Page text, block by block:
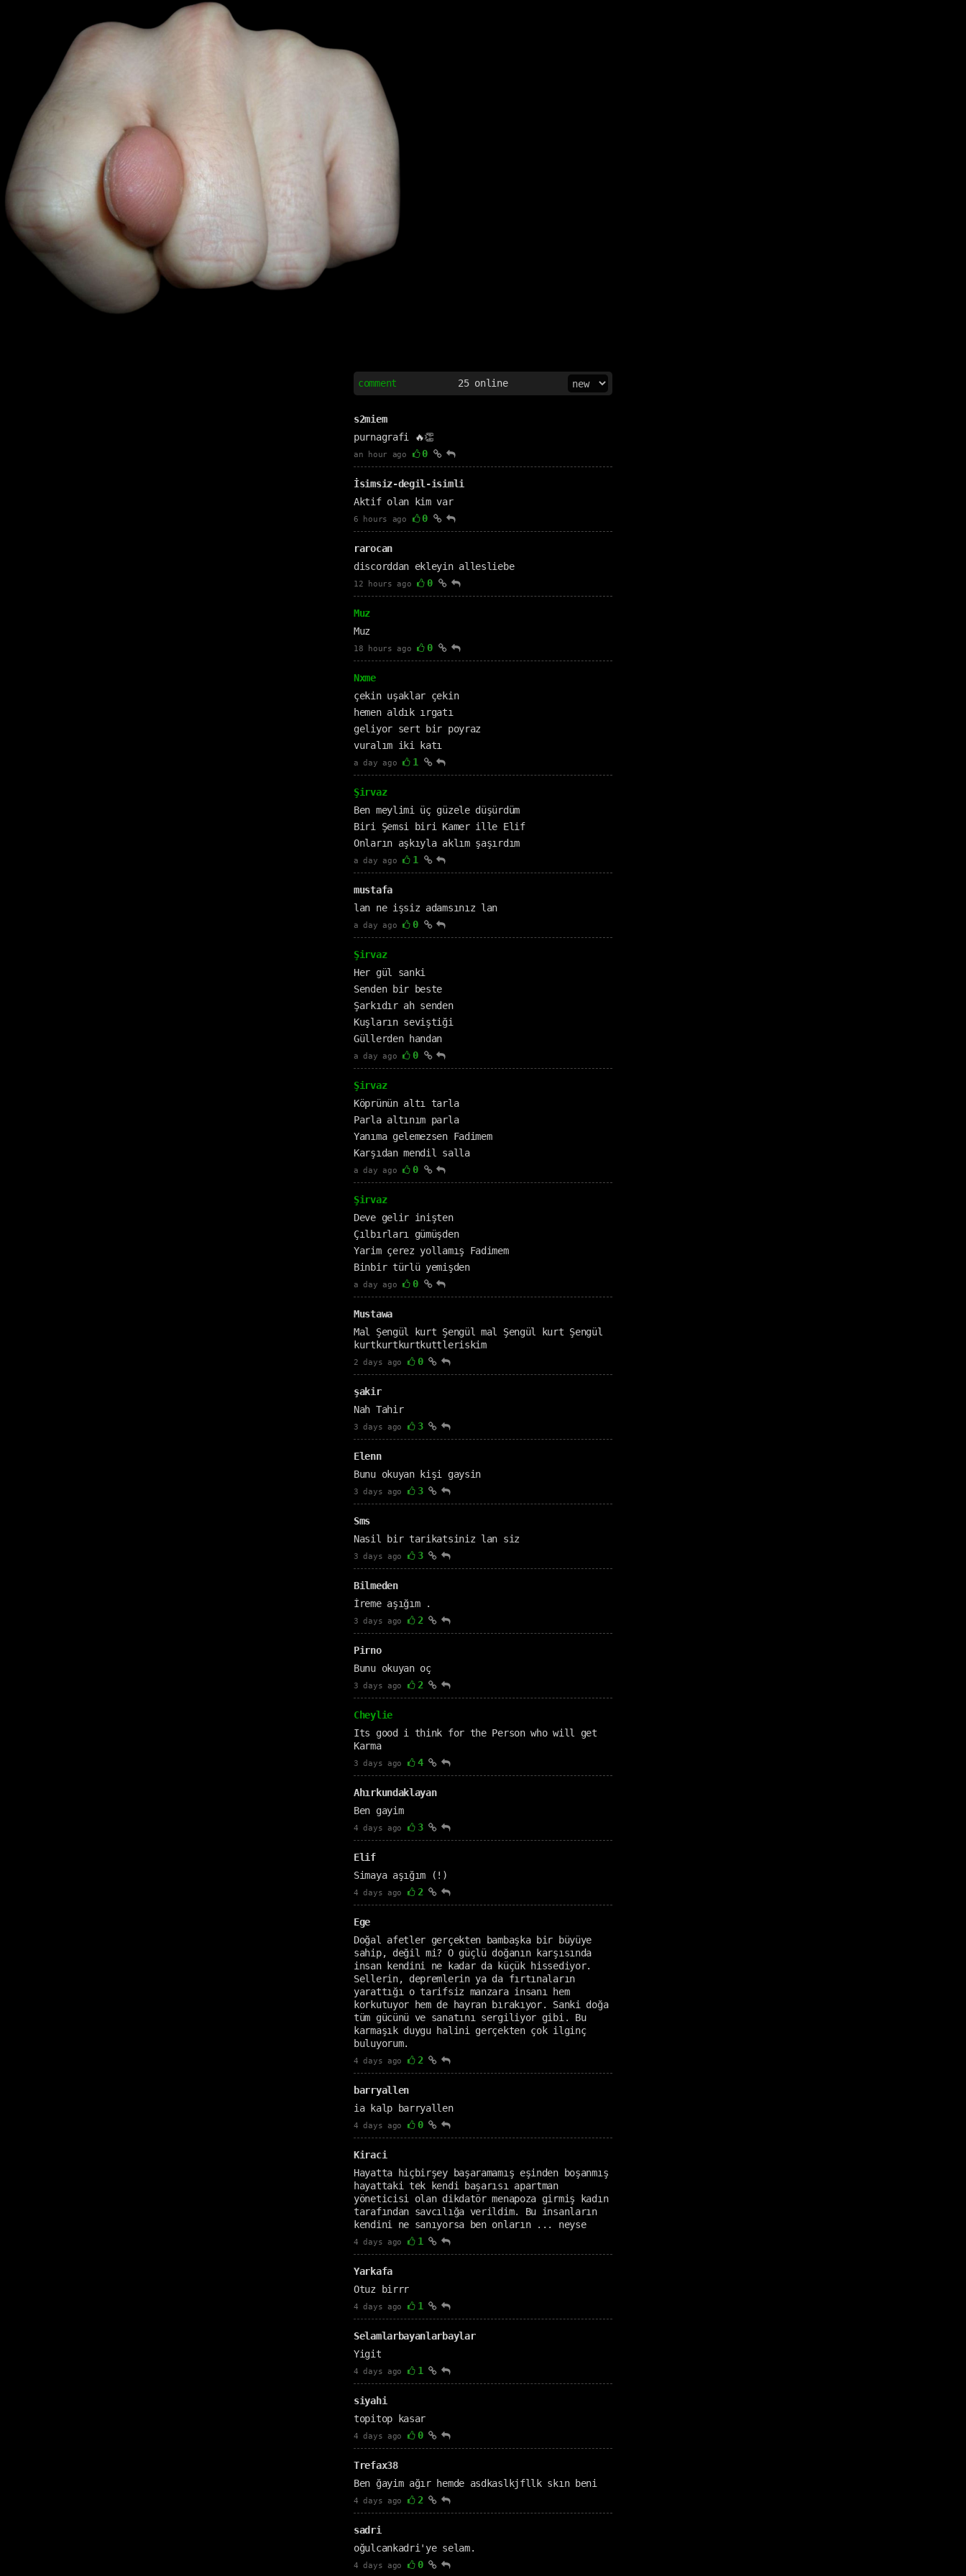
comment 25online
s2miem
purnagrafi 🔥👏
an hour ago 0
İsimsiz-degil-isimli
Aktif olan kim var
6 hours ago 0
rarocan
discorddan ekleyin allesliebe
12 hours ago 0
Muz
Muz
18 hours ago 0
Nxme
çekin uşaklar çekin
hemen aldık ırgatı
geliyor sert bir poyraz
vuralım iki katı
a day ago 1
Şirvaz
Ben meylimi üç güzele düşürdüm
Biri Şemsi biri Kamer ille Elif
Onların aşkıyla aklım şaşırdım
a day ago 1
mustafa
lan ne işsiz adamsınız lan
a day ago 0
Şirvaz
Her gül sanki
Senden bir beste
Şarkıdır ah senden
Kuşların seviştiği
Güllerden handan
a day ago 0
Şirvaz
Köprünün altı tarla
Parla altınım parla
Yanıma gelemezsen Fadimem
Karşıdan mendil salla
a day ago 0
Şirvaz
Deve gelir inişten
Çılbırları gümüşden
Yarim çerez yollamış Fadimem
Binbir türlü yemişden
a day ago 0
Mustawa
Mal Şengül kurt Şengül mal Şengül kurt Şengül
kurtkurtkurtkuttleriskim
2 days ago 0
şakir
Nah Tahir
3 days ago 3
Elenn
Bunu okuyan kişi gaysin
3 days ago 3
Sms
Nasil bir tarikatsiniz lan siz
3 days ago 3
Bilmeden
İreme aşığım .
3 days ago 2
Pirno
Bunu okuyan oç
3 days ago 2
Cheylie
Its good i think for the Person who will get
Karma
3 days ago 4
Ahırkundaklayan
Ben gayim
4 days ago 3
Elif
Simaya aşığım (!)
4 days ago 2
Ege
Doğal afetler gerçekten bambaşka bir büyüye
sahip, değil mi? O güçlü doğanın karşısında
insan kendini ne kadar da küçük hissediyor.
Sellerin, depremlerin ya da fırtınaların
yarattığı o tarifsiz manzara insanı hem
korkutuyor hem de hayran bırakıyor. Sanki doğa
tüm gücünü ve sanatını sergiliyor gibi. Bu
karmaşık duygu halini gerçekten çok ilginç
buluyorum.
4 days ago 2
barryallen
ia kalp barryallen
4 days ago 0
Kiraci
Hayatta hiçbirşey başaramamış eşinden boşanmış
hayattaki tek kendi başarısı apartman
yöneticisi olan dikdatör menapoza girmiş kadın
tarafından savcılığa verildim. Bu insanların
kendini ne sanıyorsa ben onların ... neyse
4 days ago 1
Yarkafa
Otuz birrr
4 days ago 1
Selamlarbayanlarbaylar
Yigit
4 days ago 1
siyahi
topitop kasar
4 days ago 0
Trefax38
Ben ğayim ağır hemde asdkaslkjfllk skın beni
4 days ago 2
sadri
oğulcankadri'ye selam.
4 days ago 0